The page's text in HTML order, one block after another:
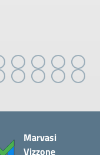
Marvasi
Vizzone